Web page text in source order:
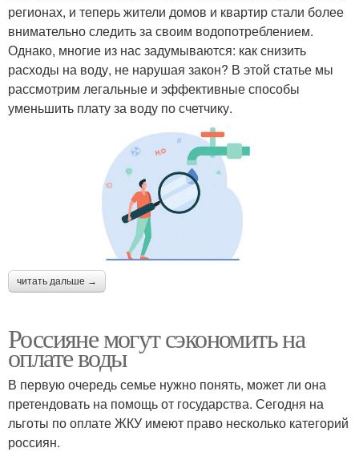
регионах, и теперь жители домов и квартир стали более
внимательно следить за своим водопотреблением.
Однако, многие из нас задумываются: как снизить
расходы на воду, не нарушая закон? В этой статье мы
рассмотрим легальные и эффективные способы
уменьшить плату за воду по счетчику.
читать дальше →
Россияне могут сэкономить на
оплате воды
В первую очередь семье нужно понять, может ли она
претендовать на помощь от государства. Сегодня на
льготы по оплате ЖКУ имеют право несколько категорий
россиян.